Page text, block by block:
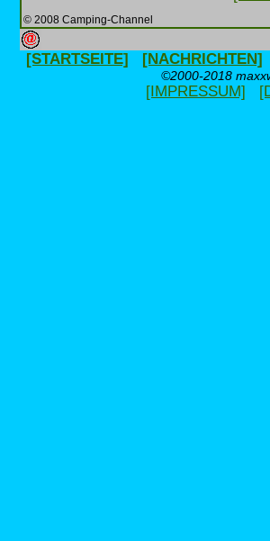
© 2008 Camping-Channel
[STARTSEITE] [NACHRICHTEN]
©2000-2018
[IMPRESSUM]